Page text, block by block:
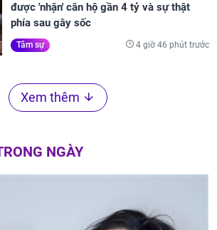
được 'nhận' căn hộ gần 4 tỷ và sự thật
phía sau gây sốc
Tâm sự 4 giờ 46 phút trước
Xem thêm
NGÀY